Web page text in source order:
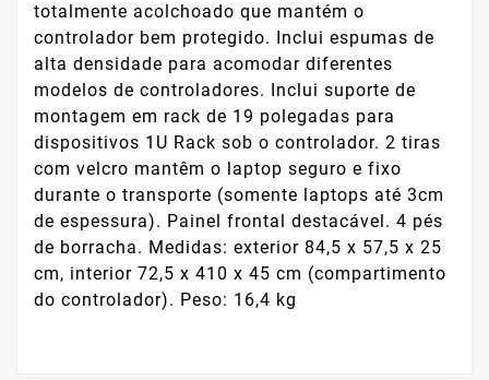
totalmente acolchoado que mantém o
controlador bem protegido. Inclui espumas de
alta densidade para acomodar diferentes
modelos de controladores. Inclui suporte de
montagem em rack de 19 polegadas para
dispositivos 1U Rack sob o controlador. 2 tiras
com velcro mantêm o laptop seguro e fixo
durante o transporte (somente laptops até 3cm
de espessura). Painel frontal destacável. 4 pés
de borracha. Medidas: exterior 84,5 x 57,5 x 25
cm, interior 72,5 x 410 x 45 cm (compartimento
do controlador). Peso: 16,4 kg